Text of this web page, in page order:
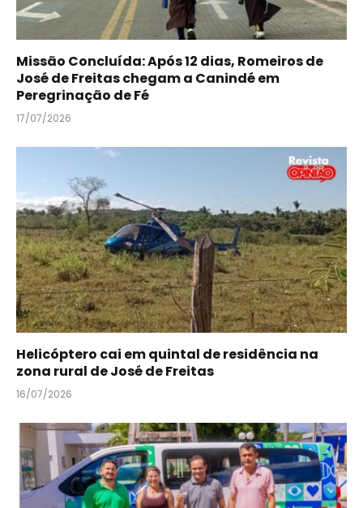
Missão Concluída: Após 12 dias, Romeiros de
José de Freitas chegam a Canindé em
Peregrinação de Fé
17/07/2026
Helicóptero cai em quintal de residência na
zona rural de José de Freitas
16/07/2026